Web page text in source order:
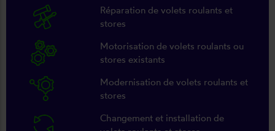
Réparation de volets roulants et
stores
Motorisation de volets roulants ou
stores existants
Modernisation de volets roulants et
stores
Changement et installation de